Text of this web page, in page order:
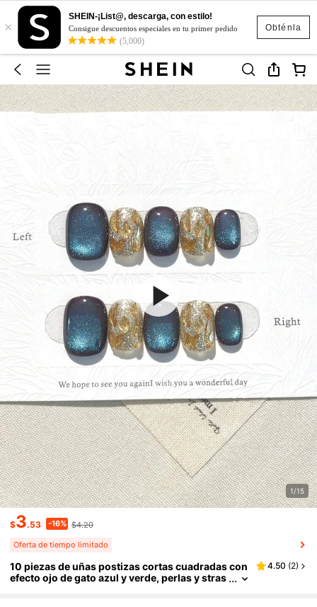
Obténla
×
SHEIN-¡List@, descarga, con estilo!
Consigue descuentos especiales en tu primer pedido
(5,000)
1/15
$3.53 -16% $4.20
Oferta de tiempo limitado
10 piezas de uñas postizas cortas cuadradas con
efecto ojo de gato azul y verde, perlas y stras
4.50 (2)